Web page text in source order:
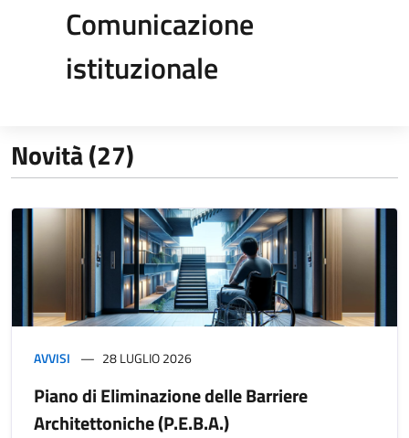
Comunicazione
istituzionale
Novità (27)
AVVISI 28 LUGLIO 2026
Piano di Eliminazione delle Barriere
Architettoniche (P.E.B.A.)